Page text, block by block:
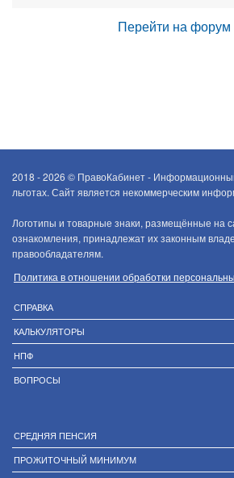
Перейти на форум
2018 - 2026 © ПравоКабинет -
льготах. Сайт является некоммерческим
Логотипы и товарные знаки, размещённые на
ознакомления, принадлежат их законным
правообладателям.
Политика в отношении обработки
СПРАВКА
КАЛЬКУЛЯТОРЫ
НПФ
ВОПРОСЫ
СРЕДНЯЯ ПЕНСИЯ
ПРОЖИТОЧНЫЙ МИНИМУМ